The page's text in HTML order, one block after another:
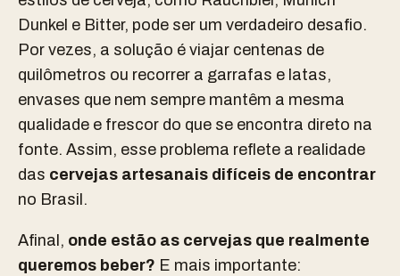
Dunkel e Bitter, pode ser um verdadeiro desafio.
Por vezes, a solução é viajar centenas de
quilômetros ou recorrer a garrafas e latas,
envases que nem sempre mantêm a mesma
qualidade e frescor do que se encontra direto na
fonte. Assim, esse problema reflete a realidade
das cervejas artesanais difíceis de encontrar
no Brasil.
Afinal, onde estão as cervejas que realmente
queremos beber? E mais importante: